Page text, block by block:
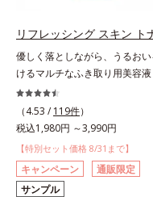
リフレッシング スキン ト
優しく落としながら、うるお
けるマルチなふき取り用美容液
（4.53 / 119件）
税込1,980円 ～3,990円
【特別セット価格 8/31まで】
キャンペーン
通販限定
サンプル